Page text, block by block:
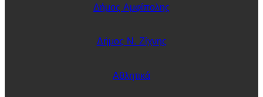
Δήμος Αμφίπολης
Δήμος Ν. Ζίχνης
Αθλητικά